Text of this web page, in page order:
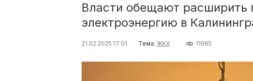
Власти обещают расширить
электроэнергию в
21.02.2025 17:01 Тема: ЖКХ 11965